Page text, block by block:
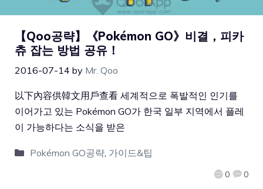
【Qoo공략】《Pokémon GO》비결，피카
츄 잡는 방법 공유！
2016-07-14 by Mr. Qoo
0 0
以下內容供韓文用戶查看 세계적으로 폭발적인 인기를
이어가고 있는 Pokémon GO가 한국 일부 지역에서 플레
이 가능하다는 소식을 받은
Pokémon GO공략, 가이드&팁